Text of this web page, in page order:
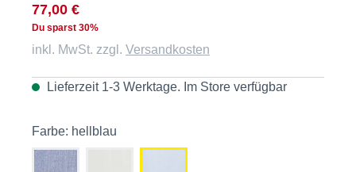
77,00 €
Du sparst 30%
inkl. MwSt. zzgl. Versandkosten
Lieferzeit 1-3 Werktage. Im Store verfügbar
Farbe: hellblau